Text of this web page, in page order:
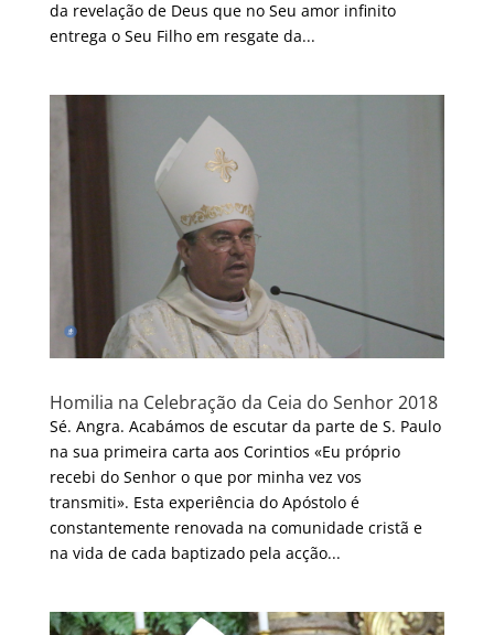
da revelação de Deus que no Seu amor infinito
entrega o Seu Filho em resgate da...
Homilia na Celebração da Ceia do Senhor 2018
Sé. Angra. Acabámos de escutar da parte de S. Paulo
na sua primeira carta aos Corintios «Eu próprio
recebi do Senhor o que por minha vez vos
transmiti». Esta experiência do Apóstolo é
constantemente renovada na comunidade cristã e
na vida de cada baptizado pela acção...